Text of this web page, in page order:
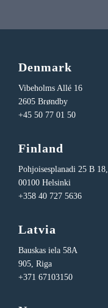
Denmark
Vibeholms Allé 16
2605 Brøndby
+45 50 77 01 50
Finland
Pohjoisesplanadi 25 B 18,
00100 Helsinki
+358 40 727 5636
Latvia
Bauskas iela 58A
905, Riga
+371 67103150